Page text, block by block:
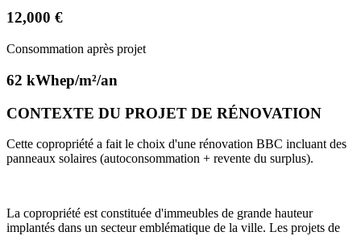
12,000 €
Consommation après projet
62 kWhep/m²/an
CONTEXTE DU PROJET DE RÉNOVATION
Cette copropriété a fait le choix d'une rénovation BBC incluant des
panneaux solaires (autoconsommation + revente du surplus).
La copropriété est constituée d'immeubles de grande hauteur
implantés dans un secteur emblématique de la ville. Les projets de